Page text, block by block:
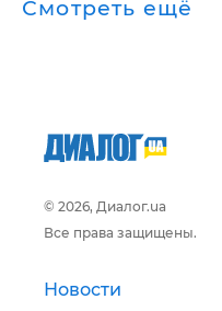
Смотреть ещё
© 2026, Диалог.ua
Все права защищены.
Новости